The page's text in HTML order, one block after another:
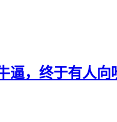
逼，终于有人向